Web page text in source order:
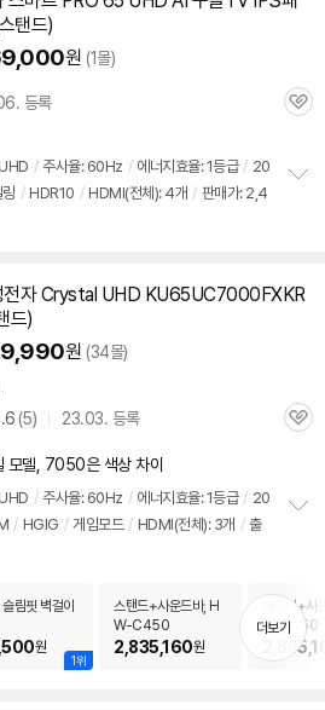
탠드)
원 (1몰)
등록
관
/ 주사율: 60Hz / 에너지효율: 1등급 / 20
/ HDR10 / HDMI(전체): 4개 / 판매가: 2,4
기
전자 Crystal UHD KU65UC7000FXKR
드)
원 (34몰)
(상
리
뷰
5) 23.03. 등록
관
델, 7050은 색상 차이
/ 주사율: 60Hz / 에너지효율: 1등급 / 20
/ HGIG / 게임모드 / HDMI(전체): 3개 / 출
치
기
1위
림핏 벽걸이
원
스탠드+사운드바, H
W-C450
2,835,160원
벽걸이+사
W-C450
더보기